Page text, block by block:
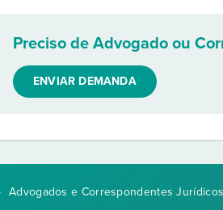
Preciso de Advogado ou
ENVIAR DEMANDA
Advogados e Correspondentes Jurídicos